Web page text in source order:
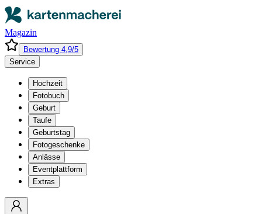
Magazin
Bewertung 4,9/5
Service
Hochzeit
Fotobuch
Geburt
Taufe
Geburtstag
Fotogeschenke
Anlässe
Eventplattform
Extras